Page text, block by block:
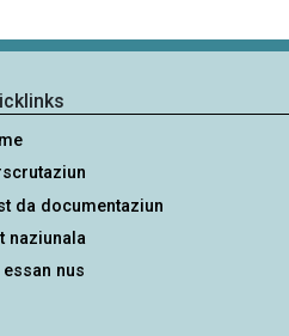
da documentaziun
naziunala
essan nus